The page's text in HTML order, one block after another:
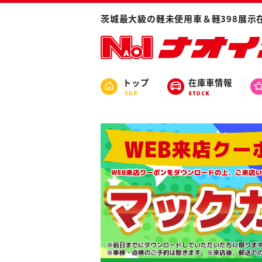
茨城最大級の軽未使用車＆軽398展
トップ
TOP
在庫車情報
STOCK